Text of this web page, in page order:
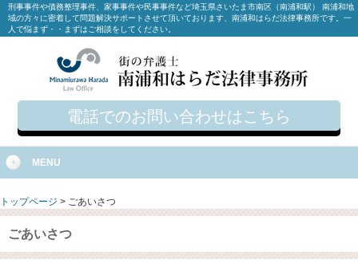
刑事事件や債務整理事件、家事事件や民事事件など埼玉県さいたま市南区（南浦和駅） 南浦和地
域の方々に密着して問題解決サポートさせて頂いております、南浦和はらだ法律事務所です。一
人で悩まず・・まずはご相談をしてください。
電話でのお問い合わせはこちら
MENU
トップページ > ごあいさつ
ごあいさつ